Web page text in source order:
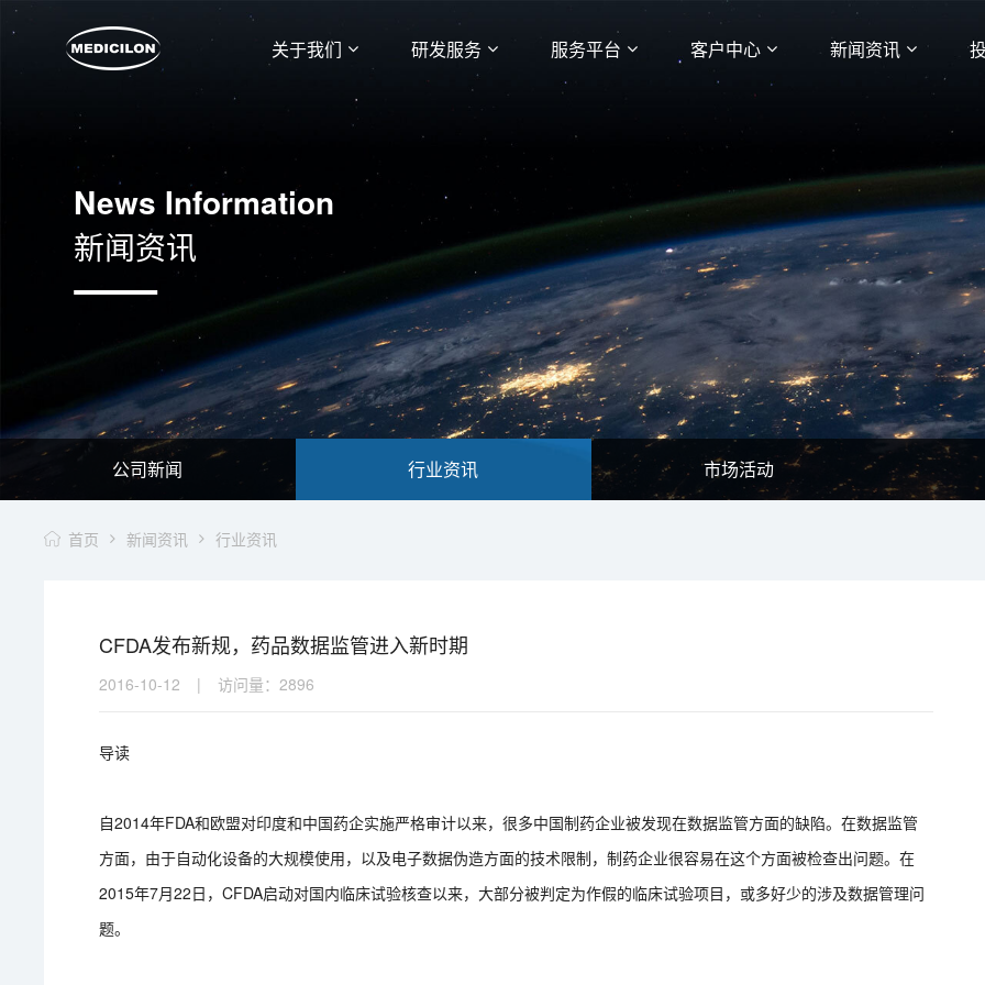
关于我们 研发服务 服务平台 客户中心 新闻资讯
News Information
新闻资讯
公司新闻 行业资讯 市场活动
首页 新闻资讯 行业资讯
CFDA发布新规，药品数据监管进入新时期
2016-10-12 | 访问量：2896
导读
自2014年FDA和欧盟对印度和中国药企实施严格审计以来，很多中国制药企业被发现在数据监管方面的缺陷。在数据监管
方面，由于自动化设备的大规模使用，以及电子数据伪造方面的技术限制，制药企业很容易在这个方面被检查出问题。在
2015年7月22日，CFDA启动对国内临床试验核查以来，大部分被判定为作假的临床试验项目，或多好少的涉及数据管理问
题。